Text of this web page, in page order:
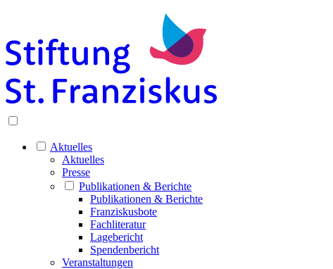
Aktuelles
Aktuelles
Presse
Publikationen & Berichte
Publikationen & Berichte
Franziskusbote
Fachliteratur
Lagebericht
Spendenbericht
Veranstaltungen